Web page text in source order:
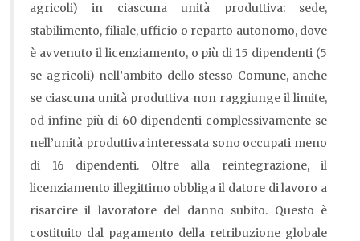
agricoli) in ciascuna unità produttiva: sede,
stabilimento, filiale, ufficio o reparto autonomo, dove
è avvenuto il licenziamento, o più di 15 dipendenti (5
se agricoli) nell’ambito dello stesso Comune, anche
se ciascuna unità produttiva non raggiunge il limite,
od infine più di 60 dipendenti complessivamente se
nell’unità produttiva interessata sono occupati meno
di 16 dipendenti. Oltre alla reintegrazione, il
licenziamento illegittimo obbliga il datore di lavoro a
risarcire il lavoratore del danno subito. Questo è
costituito dal pagamento della retribuzione globale